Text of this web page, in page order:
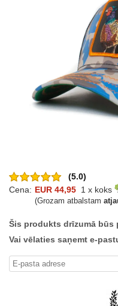
(5.0)
Cena: EUR 44,95 1 x koks
(Grozam atbalstam
Šis produkts drīzumā būs
Vai vēlaties saņemt e-